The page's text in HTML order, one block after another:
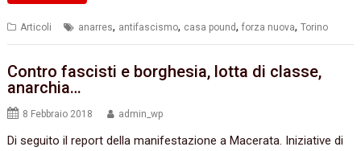
Articoli anarres, antifascismo, casa pound,forza nuova,Torino
Contro fascisti e borghesia, lotta di classe,
anarchia…
8 Febbraio 2018 admin_wp
Di seguito il report della manifestazione a Macerata. Iniziative di